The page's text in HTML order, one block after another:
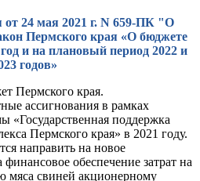
от 24 мая 2021 г. N 659-ПК "О
Пермского края «О бюджете
и на плановый период 2022 и
годов»
Пермского края.
ассигнования в рамках
«Государственная поддержка
Пермского края» в 2021 году.
направить на новое
обеспечение затрат на
мяса свиней акционерному